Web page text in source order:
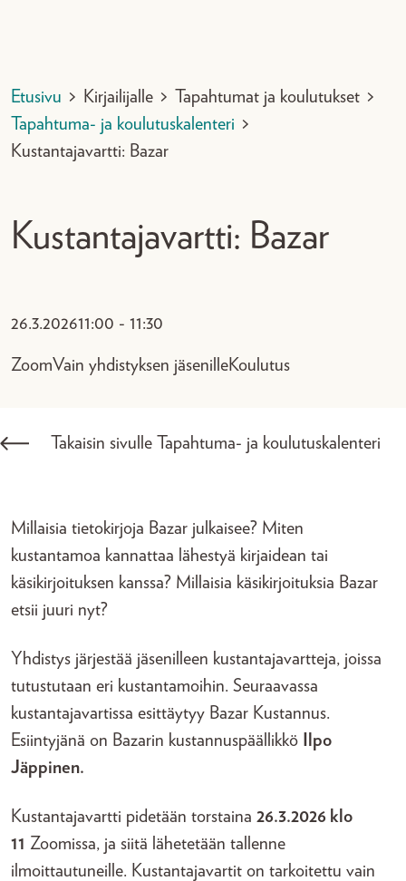
Etusivu > Kirjailijalle > Tapahtumat ja koulutukset >
Tapahtuma- ja koulutuskalenteri >
Kustantajavartti: Bazar
Kustantajavartti: Bazar
26.3.202611:00 - 11:30
ZoomVain yhdistyksen jäsenilleKoulutus
Takaisin sivulle Tapahtuma- ja koulutuskalenteri
Millaisia tietokirjoja Bazar julkaisee? Miten
kustantamoa kannattaa lähestyä kirjaidean tai
käsikirjoituksen kanssa? Millaisia käsikirjoituksia Bazar
etsii juuri nyt?
Yhdistys järjestää jäsenilleen kustantajavartteja, joissa
tutustutaan eri kustantamoihin. Seuraavassa
kustantajavartissa esittäytyy Bazar Kustannus.
Esiintyjänä on Bazarin kustannuspäällikkö
Ilpo
Jäppinen.
Kustantajavartti pidetään torstaina 26.3.2026 klo
11 Zoomissa, ja siitä lähetetään tallenne
ilmoittautuneille. Kustantajavartit on tarkoitettu vain